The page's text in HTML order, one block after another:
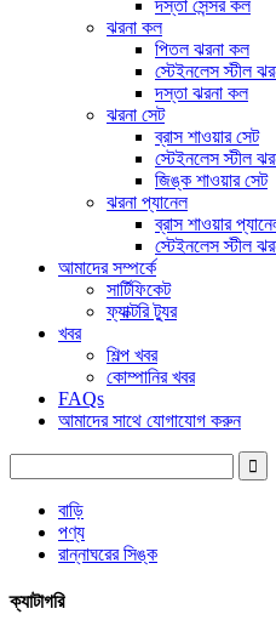
দস্তা সেন্সর কল
ঝরনা কল
পিতল ঝরনা কল
স্টেইনলেস স্টীল
দস্তা ঝরনা কল
ঝরনা সেট
ব্রাস শাওয়ার সেট
স্টেইনলেস স্টীল
জিঙ্ক শাওয়ার সেট
ঝরনা প্যানেল
ব্রাস শাওয়ার
স্টেইনলেস স্টীল
আমাদের সম্পর্কে
সার্টিফিকেট
ফ্যাক্টরি ট্যুর
খবর
শিল্প খবর
কোম্পানির খবর
FAQs
আমাদের সাথে যোগাযোগ করুন
বাড়ি
পণ্য
রান্নাঘরের সিঙ্ক
ক্যাটাগরি